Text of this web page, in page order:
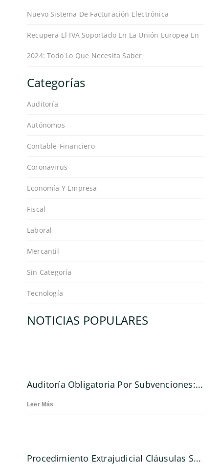
Nuevo Sistema De Facturación Electrónica
Recupera El IVA Soportado En La Unión Europea En
2024: Todo Lo Que Necesita Saber
Categorías
Auditoría
Autónomos
Contable-Financiero
Coronavirus
Economía Y Empresa
Fiscal
Laboral
Mercantil
Sin Categoría
Tecnología
NOTICIAS POPULARES
Auditoría Obligatoria Por Subvenciones:...
Leer Más
Procedimiento Extrajudicial Cláusulas S...